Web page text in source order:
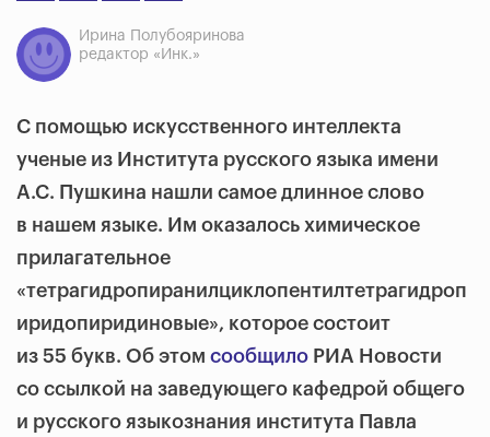
Ирина Полубояринова
редактор «Инк.»
С помощью искусственного интеллекта
ученые из Института русского языка имени
А.С. Пушкина нашли самое длинное слово
в нашем языке. Им оказалось химическое
прилагательное
«тетрагидропиранилциклопентилтетрагидроп
иридопиридиновые», которое состоит
из 55 букв. Об этом сообщило РИА Новости
со ссылкой на заведующего кафедрой общего
и русского языкознания института Павла